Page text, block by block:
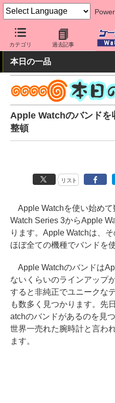
カテゴリ 過去記事
ケータイ Watch 周辺機器/アクセ
本日の一品
Apple Watchのバンドを
整頓
リスト
Apple Watchを使い始め
Watch Series 3からApple
ります。Apple Watchは、
ほぼ全ての機種でバンドを
Apple Watchのバンドは
ないくらいのラインアップ
すると非純正でユニークな
も数多く見つかります。先
atchのバンドがあるのを見
世界一売れた腕時計と言わ
ます。